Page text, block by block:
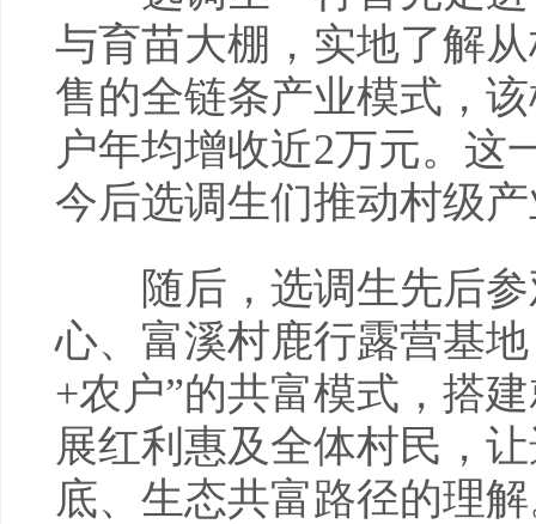
与育苗大棚，实地了解
售的全链条产业模式，
户年均增收近2万元。这
今后选调生们推动村级
随后，选调生先后参
心、富溪村鹿行露营基
+农户”的共富模式，搭
展红利惠及全体村民，
底、生态共富路径的理